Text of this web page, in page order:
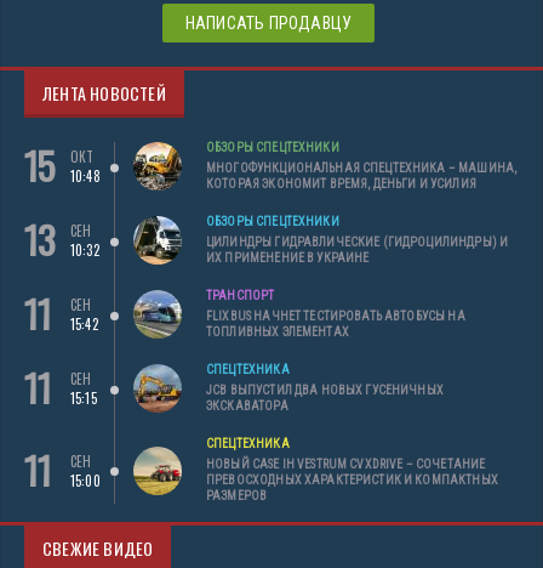
НАПИСАТЬ ПРОДАВЦУ
ЛЕНТА НОВОСТЕЙ
15
ОКТ
10:48
ОБЗОРЫ СПЕЦТЕХНИКИ
МНОГОФУНКЦИОНАЛЬНАЯ СПЕЦТЕХНИКА – МАШИНА,
КОТОРАЯ ЭКОНОМИТ ВРЕМЯ, ДЕНЬГИ И УСИЛИЯ
13
СЕН
10:32
ОБЗОРЫ СПЕЦТЕХНИКИ
ЦИЛИНДРЫ ГИДРАВЛИЧЕСКИЕ (ГИДРОЦИЛИНДРЫ) И
ИХ ПРИМЕНЕНИЕ В УКРАИНЕ
11
СЕН
15:42
ТРАНСПОРТ
FLIXBUS НАЧНЕТ ТЕСТИРОВАТЬ АВТОБУСЫ НА
ТОПЛИВНЫХ ЭЛЕМЕНТАХ
11
СЕН
15:15
СПЕЦТЕХНИКА
JCB ВЫПУСТИЛ ДВА НОВЫХ ГУСЕНИЧНЫХ
ЭКСКАВАТОРА
11
СЕН
15:00
СПЕЦТЕХНИКА
НОВЫЙ CASE IH VESTRUM CVXDRIVE – СОЧЕТАНИЕ
ПРЕВОСХОДНЫХ ХАРАКТЕРИСТИК И КОМПАКТНЫХ
РАЗМЕРОВ
СВЕЖИЕ ВИДЕО